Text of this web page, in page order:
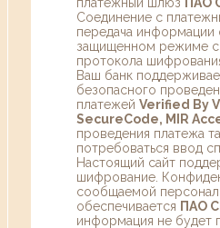
Соединение с
передача информации
защищенном режиме с
протокола
Ваш банк
безопасного
платежей Verified By
SecureCode, MIR
проведения платежа
потребоваться ввод
Настоящий сайт
шифрование.
сообщаемой
обеспечивается ПАО
информация не будет